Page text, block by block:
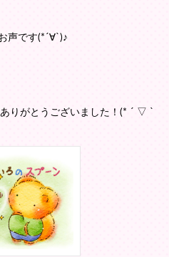
声です(*´∀`)♪
りがとうございました！(* ´ ▽ `